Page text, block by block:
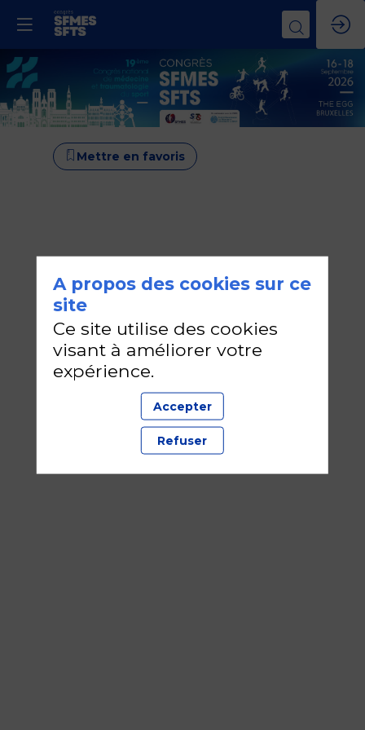
Mettre en favoris
A propos des cookies sur ce
site
Ce site utilise des cookies
visant à améliorer votre
expérience.
Accepter
Refuser